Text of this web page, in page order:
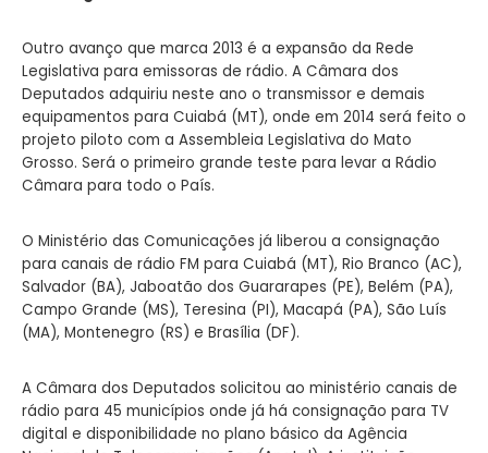
Outro avanço que marca 2013 é a expansão da Rede
Legislativa para emissoras de rádio. A Câmara dos
Deputados adquiriu neste ano o transmissor e demais
equipamentos para Cuiabá (MT), onde em 2014 será feito o
projeto piloto com a Assembleia Legislativa do Mato
Grosso. Será o primeiro grande teste para levar a Rádio
Câmara para todo o País.
O Ministério das Comunicações já liberou a consignação
para canais de rádio FM para Cuiabá (MT), Rio Branco (AC),
Salvador (BA), Jaboatão dos Guararapes (PE), Belém (PA),
Campo Grande (MS), Teresina (PI), Macapá (PA), São Luís
(MA), Montenegro (RS) e Brasília (DF).
A Câmara dos Deputados solicitou ao ministério canais de
rádio para 45 municípios onde já há consignação para TV
digital e disponibilidade no plano básico da Agência